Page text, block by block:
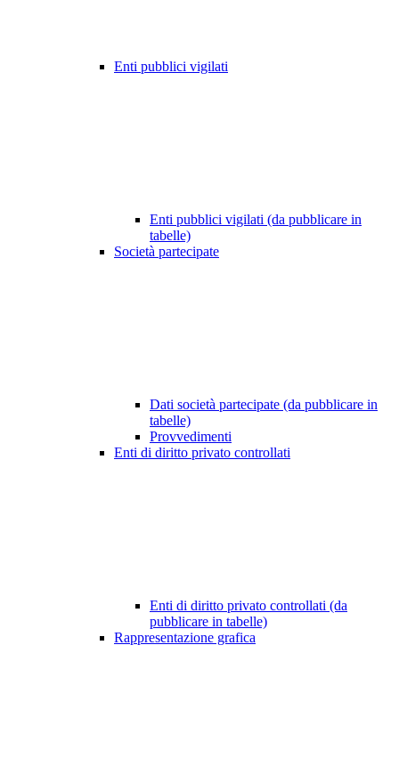
Enti pubblici vigilati
Enti pubblici vigilati (da pubblicare in
tabelle)
Società partecipate
Dati società partecipate (da pubblicare in
tabelle)
Provvedimenti
Enti di diritto privato controllati
Enti di diritto privato controllati (da
pubblicare in tabelle)
Rappresentazione grafica